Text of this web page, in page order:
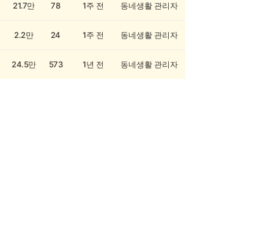
21.7만 78 1주 전 동네생활 관리자
2.2만 24 1주 전 동네생활 관리자
24.5만 573 1년 전 동네생활 관리자